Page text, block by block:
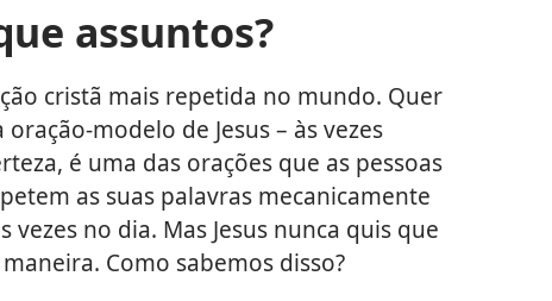
assuntos?
cristã mais repetida no mundo. Quer
modelo de Jesus – às vezes
é uma das orações que as pessoas
as suas palavras mecanicamente
no dia. Mas Jesus nunca quis que
Como sabemos disso?